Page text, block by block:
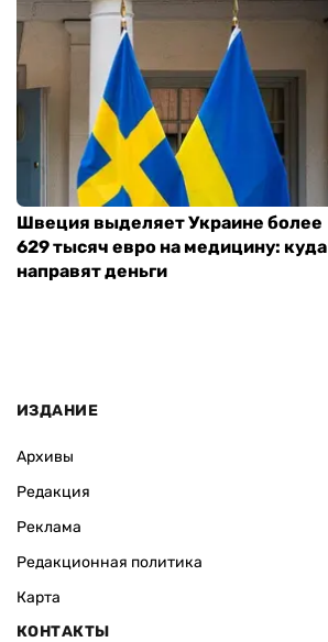
Швеция выделяет Украине более
629 тысяч евро на медицину: куда
направят деньги
ИЗДАНИЕ
Архивы
Редакция
Реклама
Редакционная политика
Карта
КОНТАКТЫ